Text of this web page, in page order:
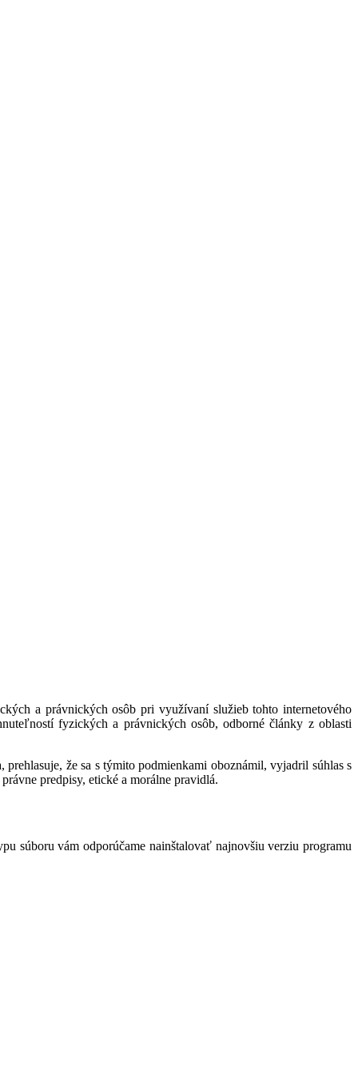
a právnických osôb pri využívaní služieb tohto internetového
fyzických a právnických osôb, odborné články z oblasti
že sa s týmito podmienkami oboznámil, vyjadril súhlas s
predpisy, etické a morálne pravidlá.
súboru vám odporúčame nainštalovať najnovšiu verziu programu